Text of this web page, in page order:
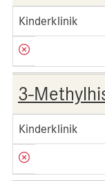
Kinderklinik
3-
Kinderklinik